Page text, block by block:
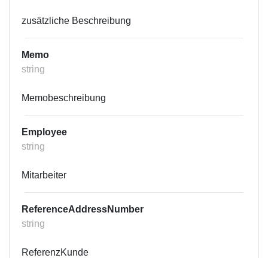
zusätzliche Beschreibung
Memo
string
Memobeschreibung
Employee
string
Mitarbeiter
ReferenceAddressNumber
string
ReferenzKunde